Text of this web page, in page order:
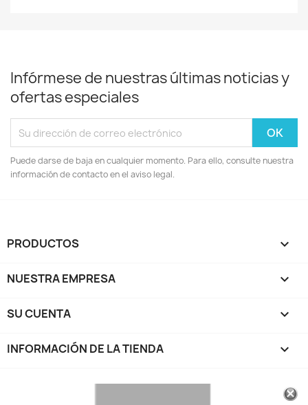
Infórmese de nuestras últimas noticias y
ofertas especiales
Puede darse de baja en cualquier momento. Para ello, consulte nuestra
información de contacto en el aviso legal.
PRODUCTOS 
NUESTRA EMPRESA 
SU CUENTA 
INFORMACIÓN DE LA TIENDA keyboard_arrow_down